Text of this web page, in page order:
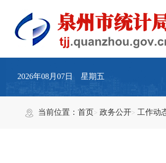
2026年08月07日 星期五
当前位置：首页 政务公开 工作动